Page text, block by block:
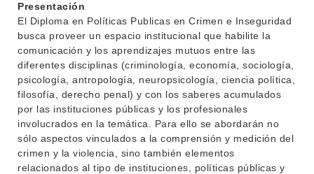
Presentación
El Diploma en Políticas Publicas en Crimen e Inseguridad
busca proveer un espacio institucional que habilite la
comunicación y los aprendizajes mutuos entre las
diferentes disciplinas (criminología, economía, sociología,
psicología, antropología, neuropsicología, ciencia política,
filosofía, derecho penal) y con los saberes acumulados
por las instituciones públicas y los profesionales
involucrados en la temática. Para ello se abordarán no
sólo aspectos vinculados a la comprensión y medición del
crimen y la violencia, sino también elementos
relacionados al tipo de instituciones, políticas públicas y